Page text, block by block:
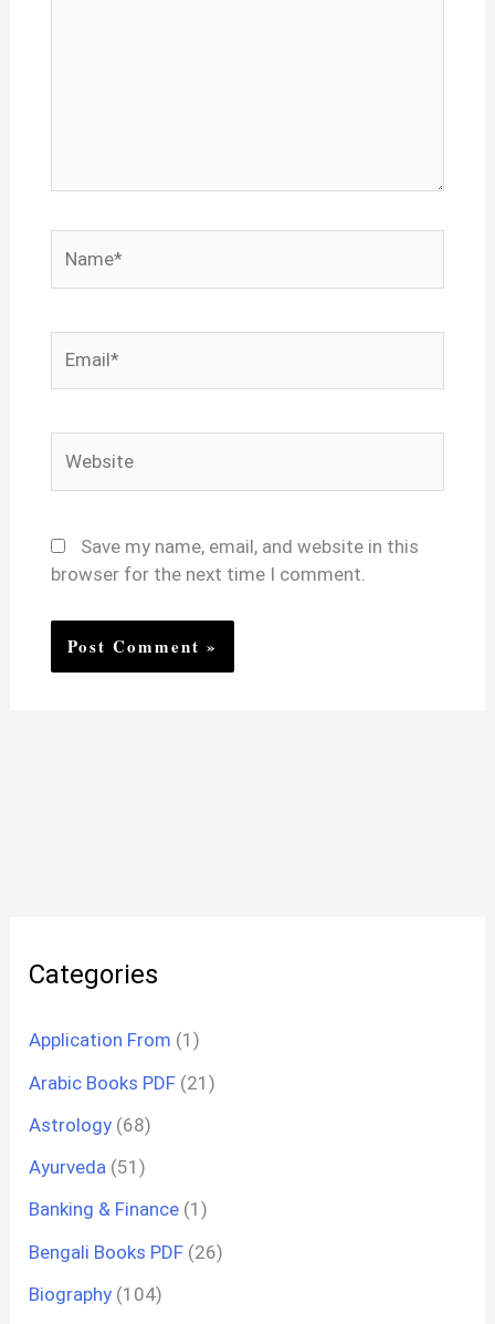
Save my name, email, and website in this
browser for the next time I comment.
Categories
Application From (1)
Arabic Books PDF (21)
Astrology (68)
Ayurveda (51)
Banking & Finance (1)
Bengali Books PDF (26)
Biography (104)